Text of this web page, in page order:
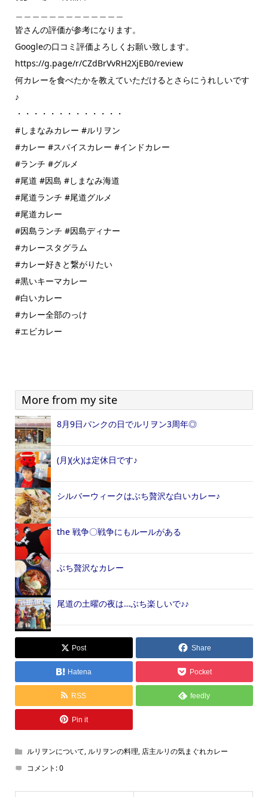
皆さんの評価が参考になります。
Googleの口コミ評価よろしくお願い致します。
https://g.page/r/CZdBrVvRH2XjEB0/review
何カレーを食べたかを教えていただけるとさらにうれしいです
♪
・・・・・・・・・・・・・
#しまなみカレー #ルリヲン
#カレー #スパイスカレー #インドカレー
#ランチ #グルメ
#尾道 #因島 #しまなみ海道
#尾道ランチ #尾道グルメ
#尾道カレー
#因島ランチ #因島ディナー
#カレースタグラム
#カレー好きと繋がりたい
#黒いキーマカレー
#白いカレー
#カレー全部のっけ
#エビカレー
More from my site
8月9日パンクの日でルリヲン3周年◎
(月)(火)は定休日です♪
シルバーウィークはぶち贅沢な白いカレー♪
the 戦争〇戦争にもルールがある
ぶち贅沢なカレー
尾道の土曜の夜は…ぶち楽しいで♪♪
Post Share
Hatena Pocket
RSS feedly
Pin it
ルリヲンについて, ルリヲンの料理, 店主ルリの気まぐれカレー
コメント:0